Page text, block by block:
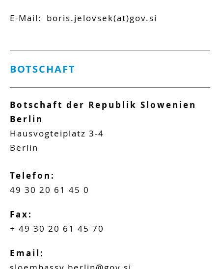
E-Mail: boris.jelovsek(at)gov.si
BOTSCHAFT
Botschaft der Republik Slowenien
Berlin
Hausvogteiplatz 3-4
Berlin
Telefon:
49 30 20 61 45 0
Fax:
+ 49 30 20 61 45 70
Email: